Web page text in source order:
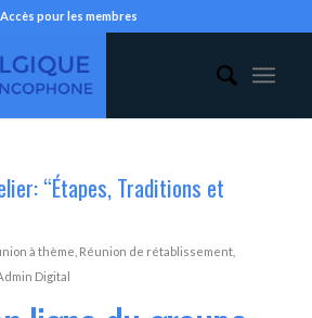
Accès pour les membres
“Étapes, Traditions et
à thème Réunion de rétablissement,
Digital